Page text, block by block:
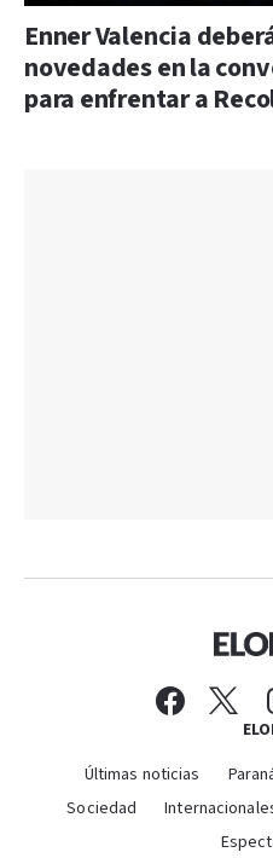
Enner Valencia
novedades en la
para enfrentar a
Últimas noticias
Sociedad